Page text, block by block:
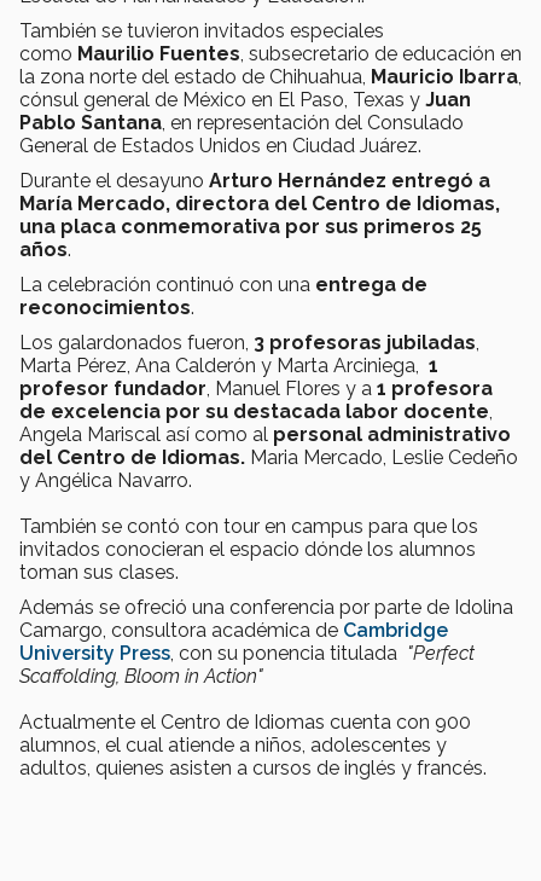
También se tuvieron invitados especiales
como Maurilio Fuentes , subsecretario de educación en
la zona norte del estado de Chihuahua, Mauricio Ibarra
cónsul general de México en El Paso, Texas y Juan
Pablo Santana , en representación del Consulado
General de Estados Unidos en Ciudad Juárez.
Durante el desayuno Arturo Hernández entregó a
María Mercado, directora del Centro de Idiomas,
una placa conmemorativa por sus primeros 25
años.
La celebración continuó con una entrega de
reconocimientos.
Los galardonados fueron, 3 profesoras jubiladas
Marta Pérez, Ana Calderón y Marta Arciniega, 1
profesor fundador , Manuel Flores y a 1 profesora
de excelencia por su destacada labor docente
Angela Mariscal así como al personal administrativo
del Centro de Idiomas. Maria Mercado, Leslie Cedeño
y Angélica Navarro.
También se contó con tour en campus para que los
invitados conocieran el espacio dónde los alumnos
toman sus clases.
Además se ofreció una conferencia por parte de Idolina
Camargo, consultora académica de Cambridge
University Press , con su ponencia titulada "Perfect
Scaffolding, Bloom in Action"
Actualmente el Centro de Idiomas cuenta con 900
alumnos, el cual atiende a niños, adolescentes y
adultos, quienes asisten a cursos de inglés y francés.